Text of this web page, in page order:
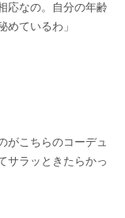
応なの。自分の年齢
ているわ」
がこちらのコーデュ
サラッときたらかっ